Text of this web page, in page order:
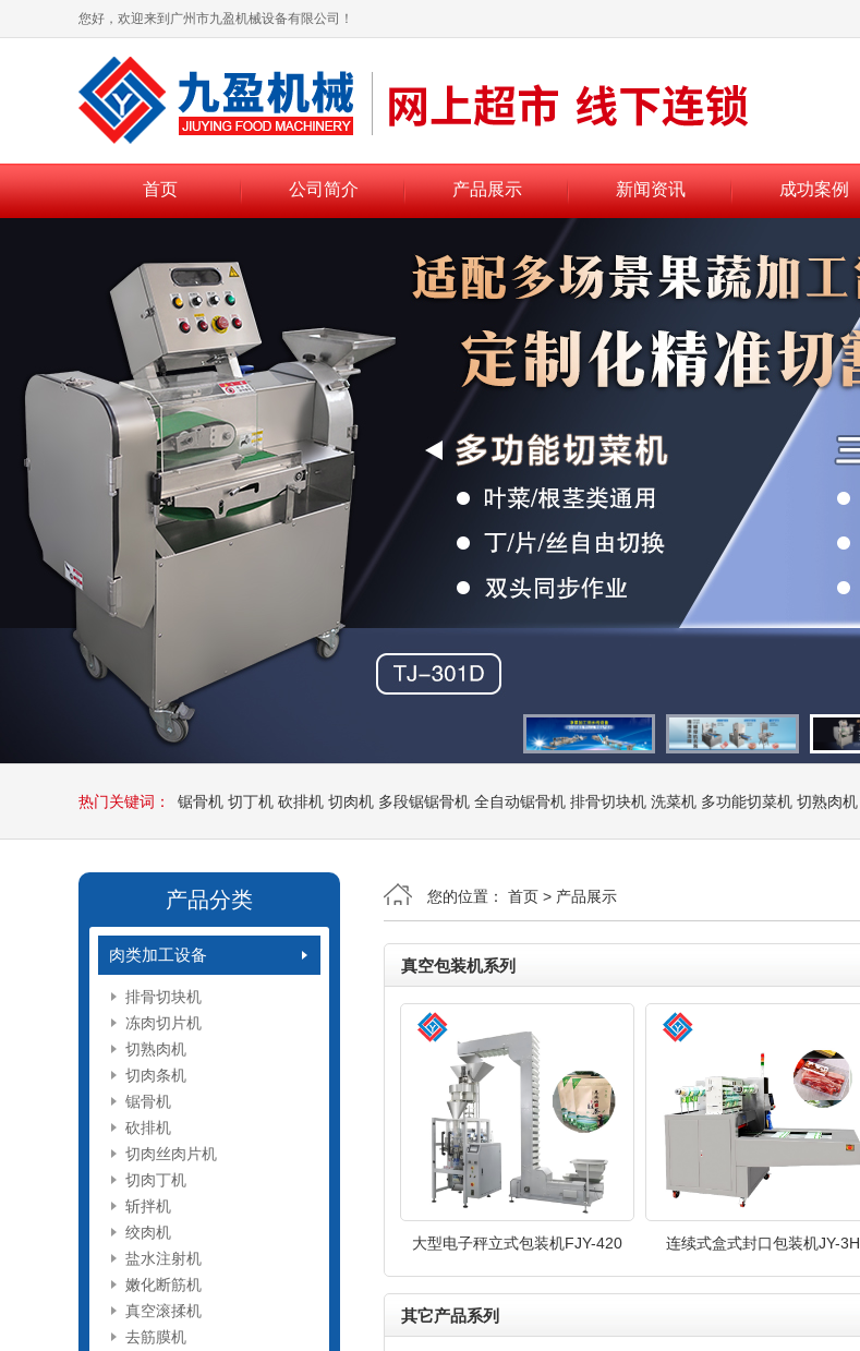
您好，欢迎来到广州市九盈机械设备有限公司！
首页 公司简介 产品展示 新闻资讯 成功案例
热门关键词： 锯骨机 切丁机 砍排机 切肉机 多段锯锯骨机 全自动锯骨机 排骨切块机 洗菜机 多功能切菜机 切熟肉机
产品分类
肉类加工设备
排骨切块机
冻肉切片机
切熟肉机
切肉条机
锯骨机
砍排机
切肉丝肉片机
切肉丁机
斩拌机
绞肉机
盐水注射机
嫩化断筋机
真空滚揉机
去筋膜机
您的位置： 首页 > 产品展示
真空包装机系列
大型电子秤立式包装机FJY-420 连续式盒式封口包装机JY-3H
其它产品系列